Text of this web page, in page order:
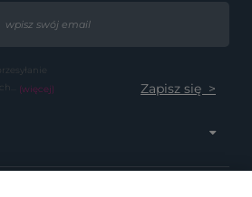
(więcej)